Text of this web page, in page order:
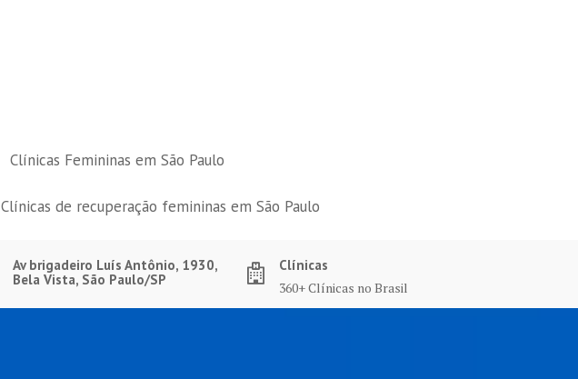
Clínicas Femininas em São Paulo
Clínicas de recuperação femininas em São Paulo
Av brigadeiro Luís Antônio, 1930,
Bela Vista, São Paulo/SP
Clínicas
360+ Clínicas no Brasil